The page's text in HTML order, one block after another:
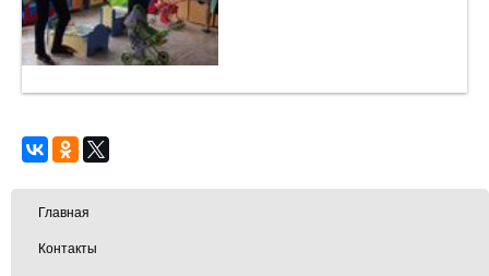
Главная
Контакты